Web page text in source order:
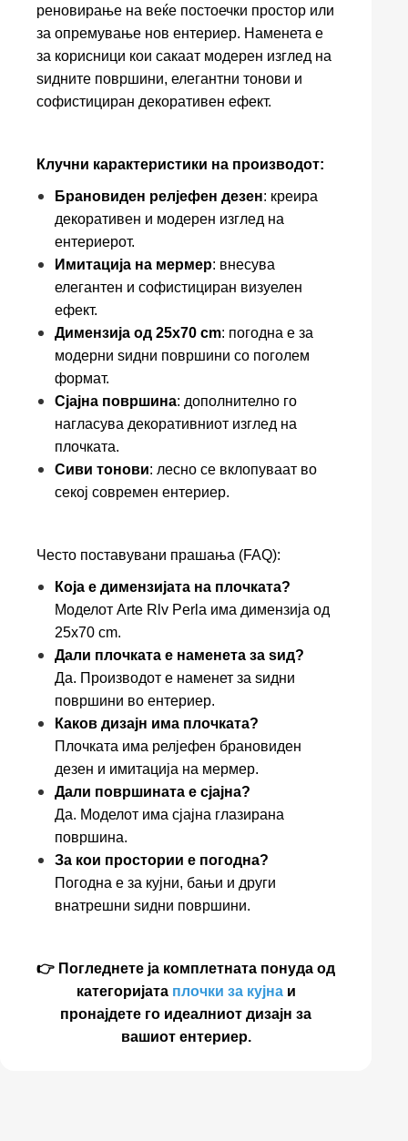
реновирање на веќе постоечки простор или
за опремување нов ентериер. Наменета е
за корисници кои сакаат модерен изглед на
ѕидните површини, елегантни тонови и
софистициран декоративен ефект.
Клучни карактеристики на производот:
Брановиден релјефен дезен: креира
декоративен и модерен изглед на
ентериерот.
Имитација на мермер: внесува
елегантен и софистициран визуелен
ефект.
Димензија од 25x70 cm: погодна е за
модерни ѕидни површини со поголем
формат.
Сјајна површина: дополнително го
нагласува декоративниот изглед на
плочката.
Сиви тонови: лесно се вклопуваат во
секој современ ентериер.
Често поставувани прашања (FAQ):
Која е димензијата на плочката?
Моделот Arte Rlv Perla има димензија од
25x70 cm.
Дали плочката е наменета за ѕид?
Да. Производот е наменет за ѕидни
површини во ентериер.
Каков дизајн има плочката?
Плочката има релјефен брановиден
дезен и имитација на мермер.
Дали површината е сјајна?
Да. Моделот има сјајна глазирана
површина.
За кои простории е погодна?
Погодна е за кујни, бањи и други
внатрешни ѕидни површини.
👉 Погледнете ја комплетната понуда од
категоријата плочки за кујнаи
пронајдете го идеалниот дизајн за
вашиот ентериер.